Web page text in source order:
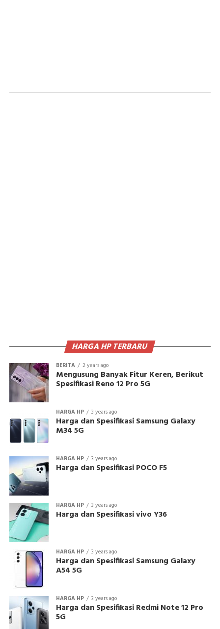
HARGA HP TERBARU
BERITA 2 years ago
Mengusung Banyak Fitur Keren, Berikut
Spesifikasi Reno 12 Pro 5G
HARGA HP 3 years ago
Harga dan Spesifikasi Samsung Galaxy
M34 5G
HARGA HP 3 years ago
Harga dan Spesifikasi POCO F5
HARGA HP 3 years ago
Harga dan Spesifikasi vivo Y36
HARGA HP 3 years ago
Harga dan Spesifikasi Samsung Galaxy
A54 5G
HARGA HP 3 years ago
Harga dan Spesifikasi Redmi Note 12 Pro
5G